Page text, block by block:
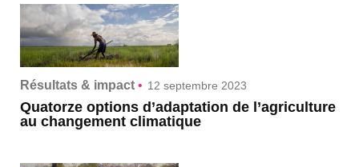
Résultats & impact • 12 septembre 2023
Quatorze options d’adaptation de l’agriculture
au changement climatique